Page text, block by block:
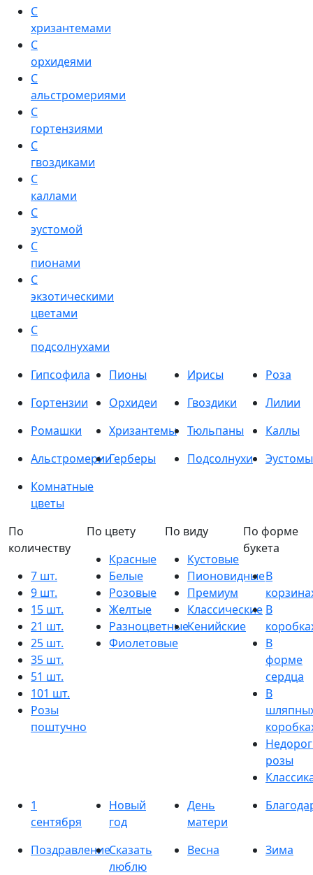
С
хризантемами
С
орхидеями
С
альстромериями
С
гортензиями
С
гвоздиками
С
каллами
С
эустомой
С
пионами
С
экзотическими
цветами
С
подсолнухами
Гипсофила
Пионы Ирисы
Роза
Гортензии
Орхидеи Гвоздики
Лилии
Ромашки
Хризантемы Тюльпаны
Каллы
АльстромерииГерберы Подсолнухи
Эустомы
Комнатные
цветы
По
количеству
7 шт.
9 шт.
15 шт.
21 шт.
25 шт.
35 шт.
51 шт.
101 шт.
Розы
поштучно
По цвету
Красные
Белые
Розовые
Желтые
Разноцветные
Фиолетовые
По виду
Кустовые
Пионовидные
Премиум
Классические
Кенийские
По форме
букета
В
В
В
форме
сердца
В
розы
1
сентября
Новый
год
День
матери
ПоздравлениеСказать
люблю
Весна Зима